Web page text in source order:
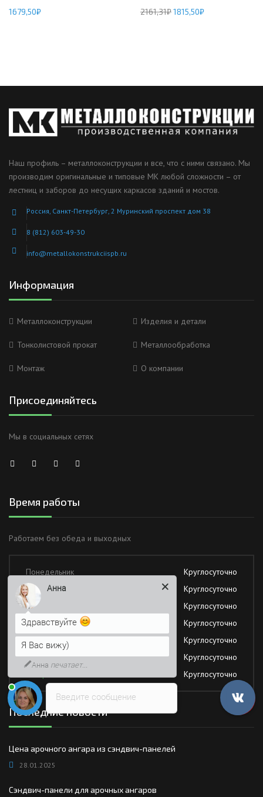
1679,50₽
2161,31₽1815,50₽
Наш профиль – металлоконструкции и все, что с ними связано. Мы
производим оригинальные и типовые МК любой сложности – от
лестниц и заборов до несущих каркасов зданий и мостов.
Россия, Санкт-Петербург, 2 Муринский проспект дом 38
8 (812) 603-49-30
info@metallokonstrukciispb.ru
Информация
Металлоконструкции Изделия и детали
Тонколистовой прокат Металлообработка
Монтаж О компании
Присоединяйтесь
Мы в социальных сетях
Время работы
Работаем без обеда и выходных
Понедельник
Круглосуточно
Вторник
Круглосуточно
Среда
Круглосуточно
Четверг
Круглосуточно
Пятница
Круглосуточно
Суббота
Круглосуточно
Круглосуточно
Последние новости
Цена арочного ангара из сэндвич-панелей
28.01.2025
Сэндвич-панели для арочных ангаров
Введите сообщение
Анна
Здравствуйте
Я Вас вижу)
Анна печатает...